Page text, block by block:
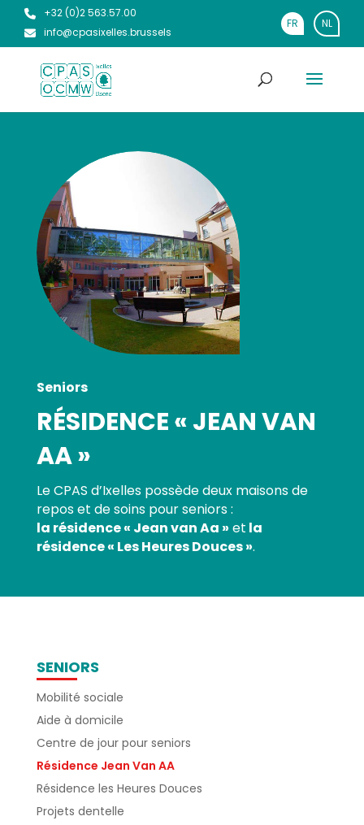
+32 (0)2 563.57.00
info@cpasixelles.brussels
FR NL
Seniors
RÉSIDENCE « JEAN VAN
AA »
Le CPAS d’Ixelles possède deux maisons de
repos et de soins pour seniors :
la résidence « Jean van Aa » et la
résidence « Les Heures Douces ».
SENIORS
Mobilité sociale
Aide à domicile
Centre de jour pour seniors
Résidence Jean Van AA
Résidence les Heures Douces
Projets dentelle